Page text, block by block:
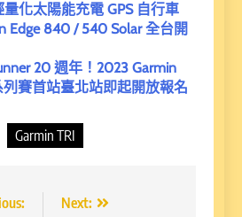
化太陽能充電 GPS 自行車
Edge 840 / 540 Solar 全台開
20 週年！2023 Garmin
列賽首站臺北站即起開放報名
Garmin TRI
Next: